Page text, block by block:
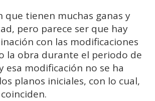
que tienen muchas ganas y
pero parece ser que hay
con las modificaciones
la obra durante el periodo de
esa modificación no se ha
planos iniciales, con lo cual,